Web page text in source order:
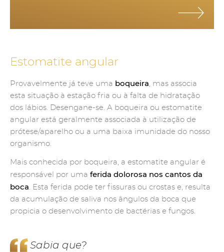
Estomatite angular
Provavelmente já teve uma boqueira, mas associa
esta situação à estação fria ou à falta de hidratação
dos lábios. Desengane-se. A boqueira ou estomatite
angular está geralmente associada à utilização de
prótese/aparelho ou a uma baixa imunidade do nosso
organismo.
Mais conhecida por boqueira, a estomatite angular é
responsável por uma ferida dolorosa nos cantos da
boca. Esta ferida pode ter fissuras ou crostas e, resulta
da acumulação de saliva nos ângulos da boca que
propicia o desenvolvimento de bactérias e fungos.
Sabia que?